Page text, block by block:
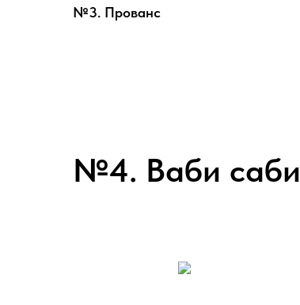
№3. Прованс
№4. Ваби саби